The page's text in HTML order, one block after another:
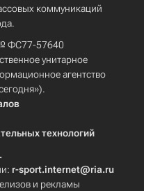
коммуникаций
№ ФС77-57640
унитарное
агентство
технологий
r-sport.internet@ria.ru
и рекламы